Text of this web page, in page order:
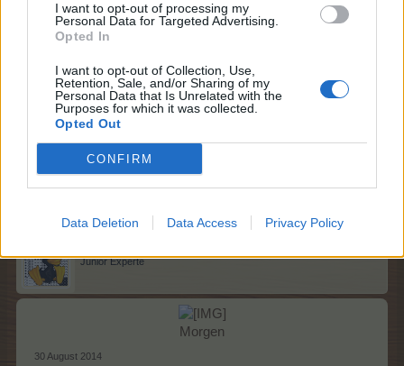
I want to opt-out of processing my
Personal Data for Targeted Advertising.
Opted In
I want to opt-out of Collection, Use,
Retention, Sale, and/or Sharing of my
Personal Data that Is Unrelated with the
Purposes for which it was collected.
Opted Out
CONFIRM
Data Deletion Data Access Privacy Policy
Danara
Junior Experte
darkly099,Jule,fandarinaund25 anderen
Junior Experte
Morgen​
30 August 2014